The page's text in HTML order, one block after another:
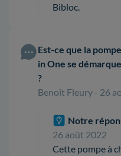
Bibloc.
Est-ce que la
in One se
?
Benoît Fleury - 26
Notre
26 août 2022
Cette pompe à